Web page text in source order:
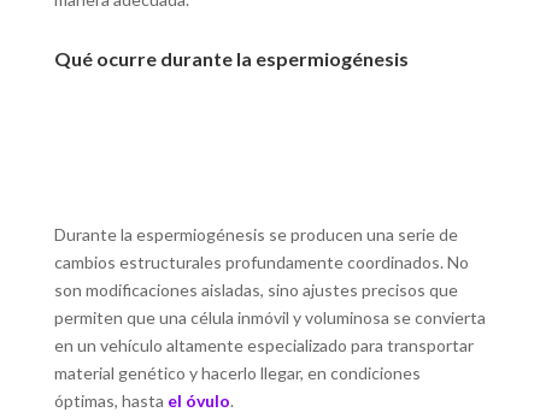
Qué ocurre durante la espermiogénesis
Durante la espermiogénesis se producen una serie de
cambios estructurales profundamente coordinados. No
son modificaciones aisladas, sino ajustes precisos que
permiten que una célula inmóvil y voluminosa se convierta
en un vehículo altamente especializado para transportar
material genético y hacerlo llegar, en condiciones
óptimas, hasta el óvulo.